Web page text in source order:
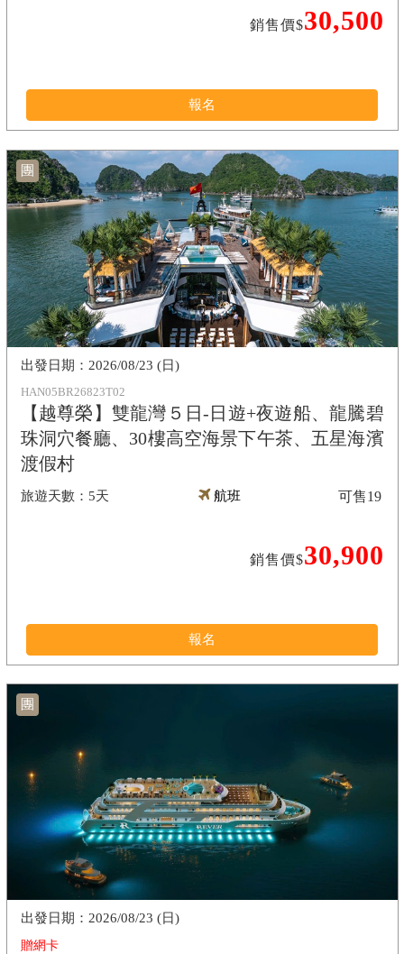
銷售價$30,500
報名
團
HAN05BR26823T02
【越尊榮】雙龍灣５日-日遊+夜遊船、龍騰碧
珠洞穴餐廳、30樓高空海景下午茶、五星海濱
渡假村
5天
2026/08/23 (日)
航班
銷售價$30,900
可售19
報名
團
贈網卡
2026/08/23 (日)